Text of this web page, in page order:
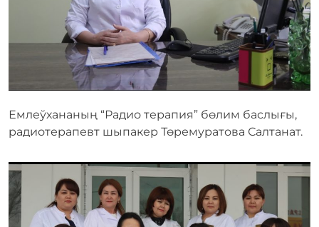
Емлеўхананың “Радио терапия” бөлим баслығы,
радиотерапевт шыпакер Төремуратова Салтанат.